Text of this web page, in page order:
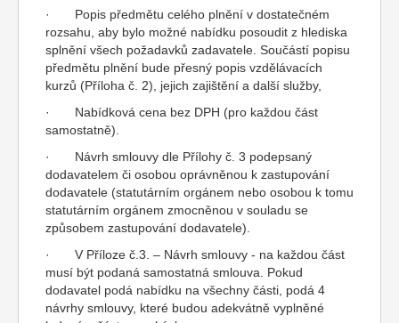
· Popis předmětu celého plnění v dostatečném
rozsahu, aby bylo možné nabídku posoudit z hlediska
splnění všech požadavků zadavatele. Součástí popisu
předmětu plnění bude přesný popis vzdělávacích
kurzů (Příloha č. 2), jejich zajištění a další služby,
· Nabídková cena bez DPH (pro každou část
samostatně).
· Návrh smlouvy dle Přílohy č. 3 podepsaný
dodavatelem či osobou oprávněnou k zastupování
dodavatele (statutárním orgánem nebo osobou k tomu
statutárním orgánem zmocněnou v souladu se
způsobem zastupování dodavatele).
· V Příloze č.3. – Návrh smlouvy - na každou část
musí být podaná samostatná smlouva. Pokud
dodavatel podá nabídku na všechny části, podá 4
návrhy smlouvy, které budou adekvátně vyplněné